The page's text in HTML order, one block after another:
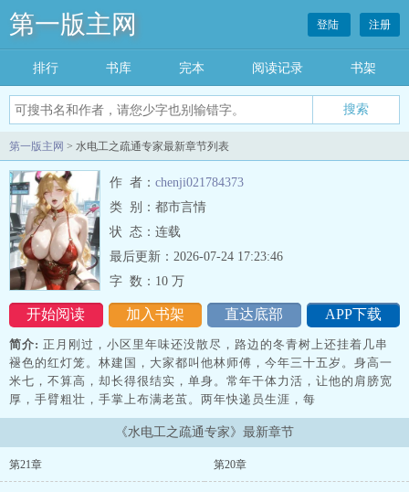
第一版主网
搜索
登陆 注册
排行 书库 完本 阅读记录 书架
第一版主网 > 水电工之疏通专家最新章节列表
作 者： chenji021784373
类 别：都市言情
状 态：连载
开始阅读 加入书架 直达底部 APP下载
最后更新：2026-07-24 17:23:46
字 数： 10 万
简介: 正月刚过，小区里年味还没散尽，路边的冬青树上还挂着几串
褪色的红灯笼。林建国，大家都叫他林师傅，今年三十五岁。身高一
米七，不算高，却长得很结实，单身。常年干体力活，让他的肩膀宽
厚，手臂粗壮，手掌上布满老茧。两年快递员生涯，每
《水电工之疏通专家》最新章节
第21章 第20章